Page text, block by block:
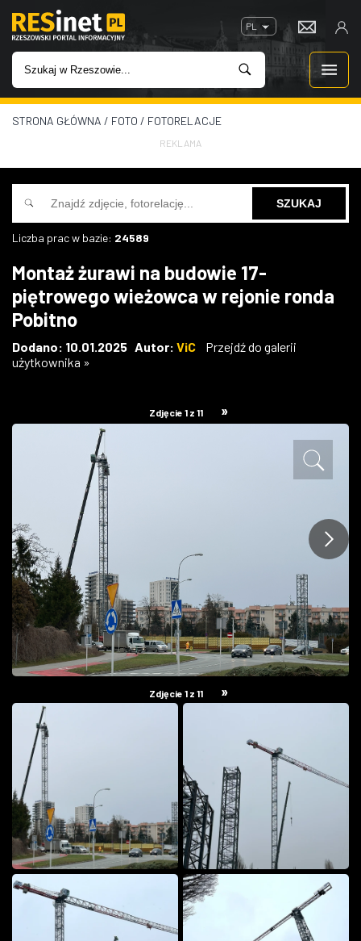
PL
WIADOMOŚCI
INWESTYCJE
IMPREZY
W KINACH
GASTRONOMIA
W RZESZOWIE
STRONA GŁÓWNA / FOTO / FOTORELACJE
REKLAMA
Liczba prac w bazie: 24589
Montaż żurawi na budowie 17-
piętrowego wieżowca w rejonie ronda
Pobitno
Dodano: 10.01.2025 Autor: ViC
Przejdź do galerii
użytkownika »
Zdjęcie 1 z 11 »
Zdjęcie 1 z 11 »